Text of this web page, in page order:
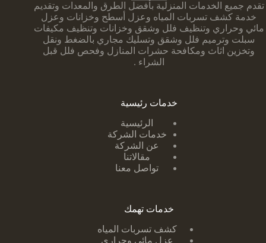
تقدم جميع الخدمات المنزلية بأفضل الطرق والمعدات وتقديم
خدمة كشف تسربات المياه وعزل أسطح وخزانات وعزل
مائي وحراري وتنظيف فلل وشقق وخزانات وتنظيف مكيفات
سبلت وترميم فلل وشقق وتسليك مجاري بالضغط ونقل
وتخزين اثاث ومكافحة حشرات المنازل وفحص فلل قبل
الشراء .
خدمات رئيسية
الرئيسية
خدمات الشركة
عن الشركة
مقالاتنا
تواصل معنا
خدمات تهمك
كشف تسربات ا لمياه
عزل مائي وحراري